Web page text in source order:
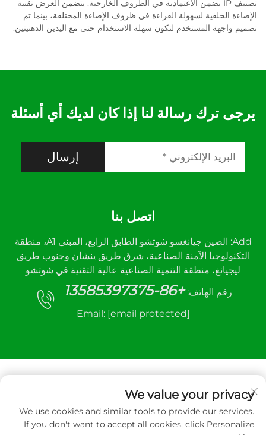
تصنيف IP يضمن الاعتمادية في الظروف الخارجية. يتضمن العرض تقنية
الإضاءة الخلفية لسهولة القراءة في ظروف الإضاءة المختلفة، بينما تم
تصميم واجهة المستخدم لتكون سهلة الاستخدام حتى مع اليدين الدهنيتين.
يرجى ترك رسالة لنا إذا كان لديك أي أسئلة
إرسال
اتصل بنا
Add: الصين جيانغسو شوتشو الطابق الرابع، المبنى A1، منطقة
التكنولوجيا الآمنة الصناعية، شرق طريق ينشان وجنوب طريق
ليجيانغ، منطقة التنمية الصناعية عالية التقنية في شوتشو
رقم الهاتف: +86-13585397375
Email: [email protected]
جميع الحقوق محفوظة © ٢٠٢٥ لشركة شوتشو سانهي
لمعدات التحكم الآلي المحدودة.
We value your privacy
We use cookies and similar tools to provide our services.
If you don't want to accept all cookies, click Personalize